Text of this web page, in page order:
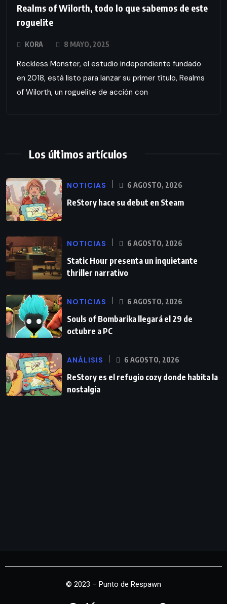
Realms of Wilorth, todo lo que sabemos de este
roguelite
KORA 8 MAYO, 2025
Reckless Monster, el estudio independiente fundado
en 2018, está listo para lanzar su primer título, Realms
of Wilorth, un roguelite de acción con
Los últimos artículos
NOTICIAS 6 AGOSTO, 2026
ReStory hace su debut en Steam
NOTICIAS 6 AGOSTO, 2026
Static Hour presenta un inquietante
thriller narrativo
NOTICIAS 6 AGOSTO, 2026
Souls of Bombarika llegará el 29 de
octubre a PC
ANÁLISIS 6 AGOSTO, 2026
ReStory es el refugio cozy donde habita la
nostalgia
© 2023 – Punto de Respawn